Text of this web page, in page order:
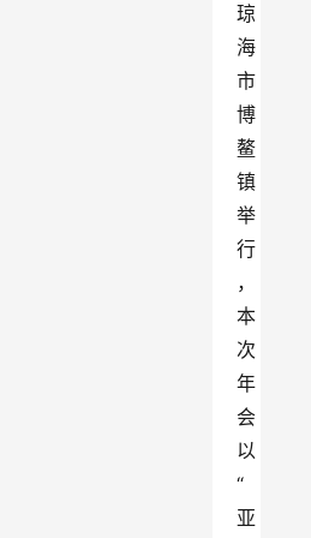
琼
海
市
博
鳌
镇
举
行
，
本
次
年
会
以
“
亚